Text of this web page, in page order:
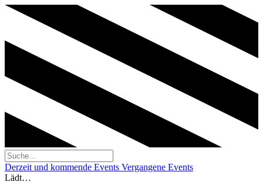
Derzeit und kommende Events Vergangene Events
Lädt…